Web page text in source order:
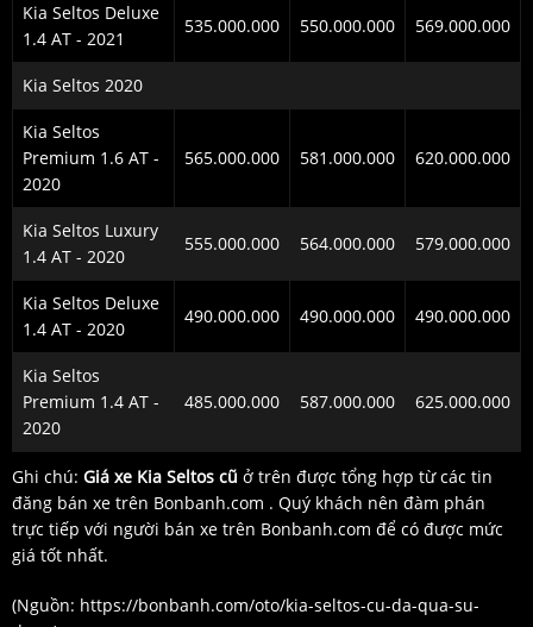
Kia Seltos Deluxe
1.4 AT - 2021
535.000.000 550.000.000 569.000.000
Kia Seltos 2020
Kia Seltos
Premium 1.6 AT -
2020
565.000.000 581.000.000 620.000.000
Kia Seltos Luxury
1.4 AT - 2020
555.000.000 564.000.000 579.000.000
Kia Seltos Deluxe
1.4 AT - 2020
490.000.000 490.000.000 490.000.000
Kia Seltos
Premium 1.4 AT -
2020
485.000.000 587.000.000 625.000.000
Ghi chú: Giá xe Kia Seltos cũ ở trên được tổng hợp từ các tin
đăng bán xe trên Bonbanh.com . Quý khách nên đàm phán
trực tiếp với người bán xe trên Bonbanh.com để có được mức
giá tốt nhất.
(Nguồn: https://bonbanh.com/oto/kia-seltos-cu-da-qua-su-